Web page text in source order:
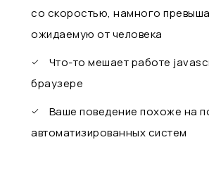
со скоростью, намного
ожидаемую от человека
Что-то мешает работе
браузере
Ваше поведение похоже на
автоматизированных систем